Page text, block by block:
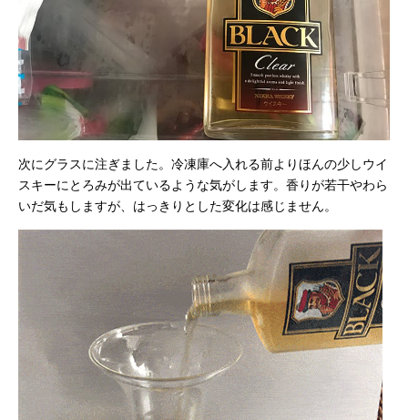
次にグラスに注ぎました。冷凍庫へ入れる前よりほんの少しウイ
スキーにとろみが出ているような気がします。香りが若干やわら
いだ気もしますが、はっきりとした変化は感じません。